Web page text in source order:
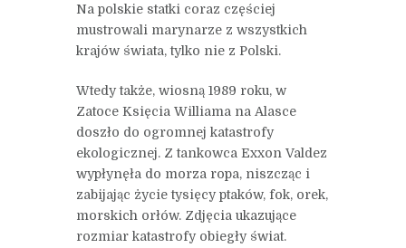
Na polskie statki coraz częściej
mustrowali marynarze z wszystkich
krajów świata, tylko nie z Polski.
Wtedy także, wiosną 1989 roku, w
Zatoce Księcia Williama na Alasce
doszło do ogromnej katastrofy
ekologicznej. Z tankowca Exxon Valdez
wypłynęła do morza ropa, niszcząc i
zabijając życie tysięcy ptaków, fok, orek,
morskich orłów. Zdjęcia ukazujące
rozmiar katastrofy obiegły świat.